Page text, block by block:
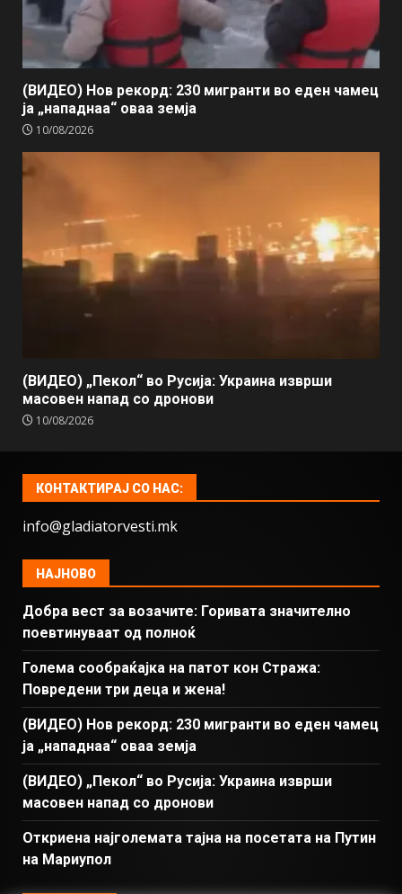
(ВИДЕО) Нов рекорд: 230 мигранти во еден чамец
ја „нападнаа“ оваа земја
10/08/2026
(ВИДЕО) „Пекол“ во Русија: Украина изврши
масовен напад со дронови
10/08/2026
КОНТАКТИРАЈ СО НАС:
info@gladiatorvesti.mk
НАЈНОВО
Добра вест за возачите: Горивата значително
поевтинуваат од полноќ
Голема сообраќајка на патот кон Стража:
Повредени три деца и жена!
(ВИДЕО) Нов рекорд: 230 мигранти во еден чамец
ја „нападнаа“ оваа земја
(ВИДЕО) „Пекол“ во Русија: Украина изврши
масовен напад со дронови
Откриена најголемата тајна на посетата на Путин
на Мариупол